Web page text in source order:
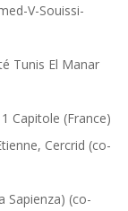
V-Souissi-
Tunis El Manar
Capitole (France)
Cercrid (co-
Sapienza) (co-